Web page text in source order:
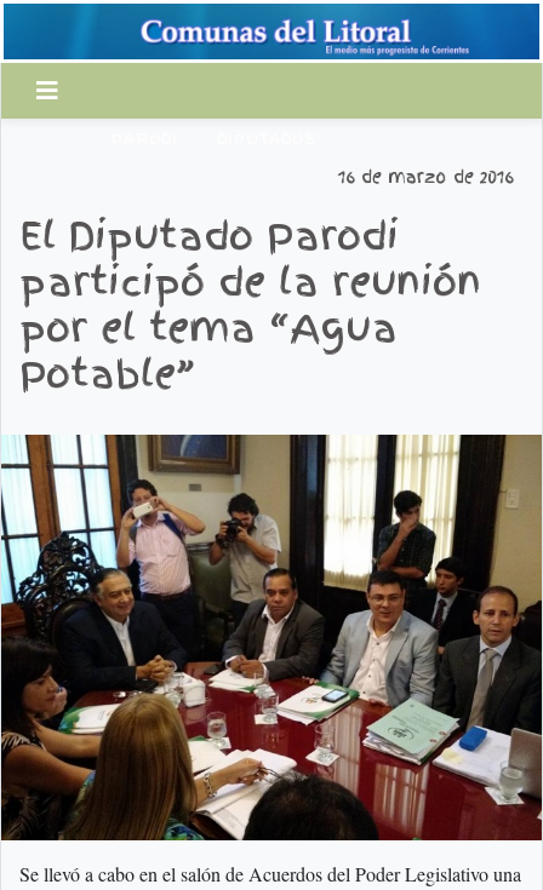
16 de marzo de 2016
El Diputado Parodi
participó de la reunión
por el tema “Agua
Potable”
Se llevó a cabo en el salón de Acuerdos del Poder Legislativo una